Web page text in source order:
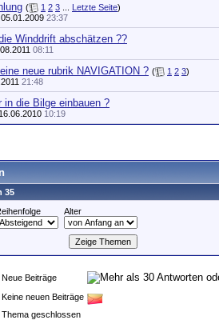
( 1 2 3 Letzte Seite)
23:37
Winddrift abschätzen ??
08:11
neue rubrik NAVIGATION ? ( 1 2 3)
21:48
in die Bilge einbauen ?
10:19
35
Alter
Neue Beiträge
Keine neuen Beiträge
Thema geschlossen